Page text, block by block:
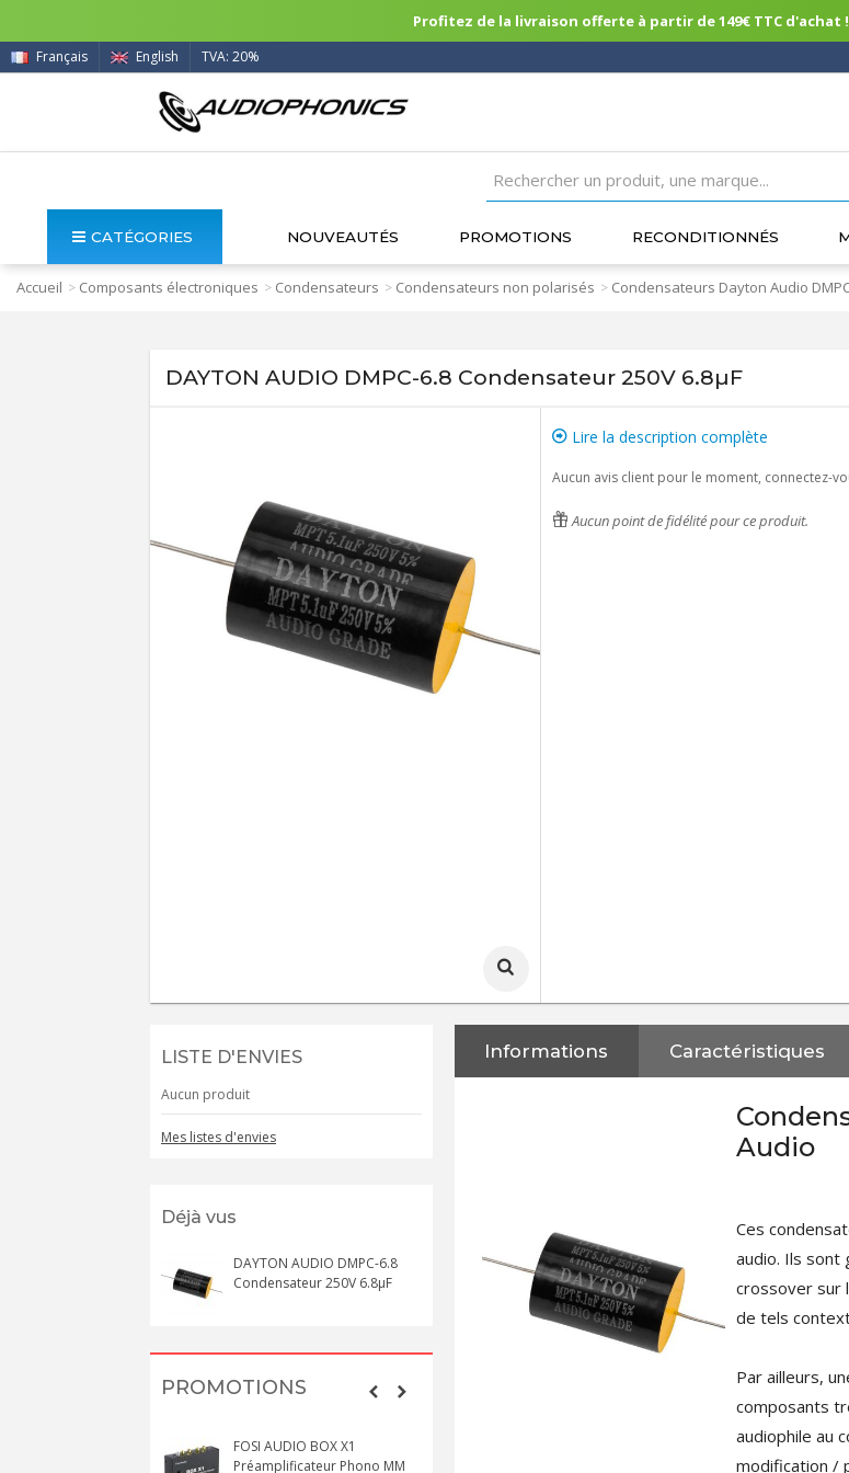
Profitez de la livraison offerte à partir de 149€ TTC
Français English TVA: 20%
CATÉGORIES NOUVEAUTÉS PROMOTIONS RECONDITIONNÉS
Accueil > Composants électroniques > Condensateurs > Condensateurs non polarisés > Condensateurs Dayton Audio
DAYTON AUDIO DMPC-6.8 Condensateur 250V 6.8µF
Lire la description complète
Aucun avis client pour le moment, connectez-
Aucun point de fidélité pour ce produit.
LISTE D'ENVIES
Aucun produit
Mes listes d'envies
Déjà vus
DAYTON AUDIO DMPC-6.8
Condensateur 250V 6.8µF
PROMOTIONS
FOSI AUDIO BOX X1
Préamplificateur Phono MM
Informations Caractéristiques
Audio
Ces
audio. Ils sont
crossover sur
de tels
Par ailleurs,
composants
audiophile au
modification /